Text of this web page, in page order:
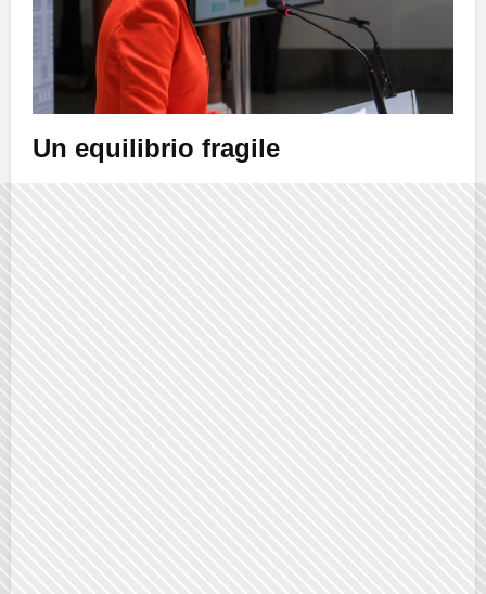
Un equilibrio fragile